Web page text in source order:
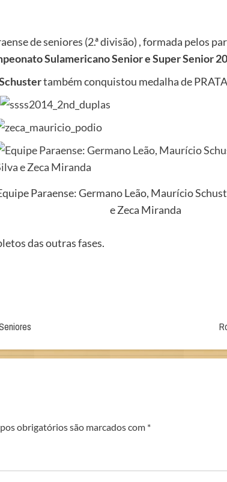
de seniores (2.ª divisão) , formada pelos
Sulamericano Senior e Super Senior
também conquistou medalha de
Paraense: Germano Leão, Maurício
e Zeca Miranda
das outras fases.
obrigatórios são marcados com *